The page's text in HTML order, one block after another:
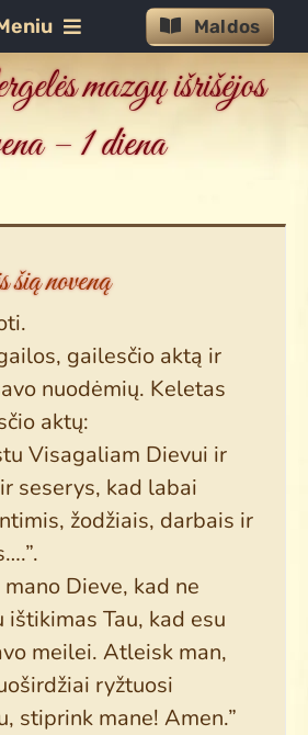
Maldos
mazgų išrišėjos
– 1 diena
noveną
gailesčio aktą ir
nuodėmių. Keletas
aktų:
Visagaliam Dievui ir
seserys, kad labai
žodžiais, darbais ir
Dieve, kad ne
ištikimas Tau, kad esu
meilei. Atleisk man,
ryžtuosi
stiprink mane! Amen.”